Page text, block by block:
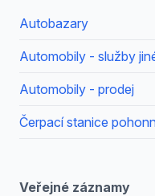
Autobazary
Automobily - služby
Automobily - prodej
Veřejné záznamy